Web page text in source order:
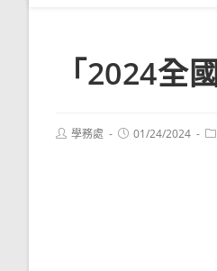
「2024全
Post學務處
Post01/24/2024